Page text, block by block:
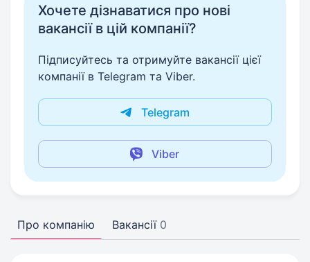
Хочете дізнаватися про нові
вакансії в цій компанії?
Підписуйтесь та отримуйте вакансії цієї
компанії в Telegram та Viber.
Telegram
Viber
Про компанію Вакансії 0